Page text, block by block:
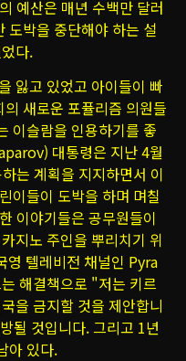
예산은 매년 수백만 달러
도박을 중단해야 하는 설
다.
잃고 있었고 아이들이 빠
새로운 포퓰리즘 의원들
이슬람을 인용하기를 좋
대통령은 지난 4월
는 계획을 지지하면서 이
이들이 도박을 하며 며칠
이야기들은 공무원들이
지노 주인을 뿌리치기 위
텔레비전 채널인 Pyra
해결책으로 "저는 키르
을 금지할 것을 제안합니
될 것입니다. 그리고 1년
아 있다.